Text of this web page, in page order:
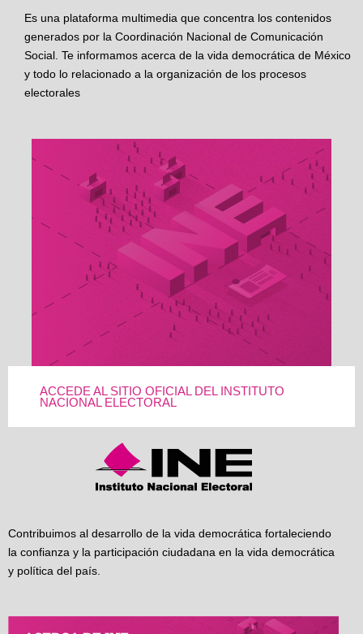
Es una plataforma multimedia que concentra los contenidos
generados por la Coordinación Nacional de Comunicación
Social. Te informamos acerca de la vida democrática de México
y todo lo relacionado a la organización de los procesos
electorales
ACCEDE AL SITIO OFICIAL DEL INSTITUTO
NACIONAL ELECTORAL
Contribuimos al desarrollo de la vida democrática fortaleciendo
la confianza y la participación ciudadana en la vida democrática
y política del país.